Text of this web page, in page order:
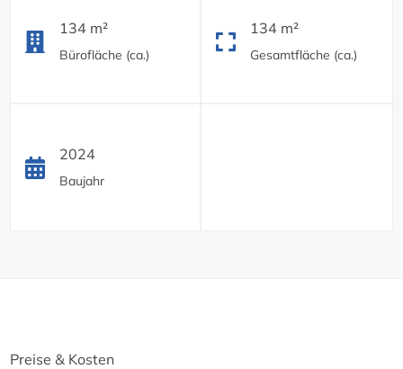
134 m²
Bürofläche (ca.)
134 m²
Gesamtfläche (ca.)
2024
Baujahr
Preise & Kosten